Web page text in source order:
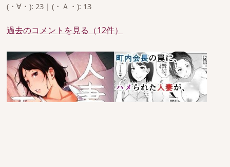
(・∀・): 23 | (・Ａ・): 13
過去のコメントを見る（12件）